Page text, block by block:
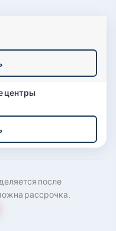
центры
после
рассрочка.